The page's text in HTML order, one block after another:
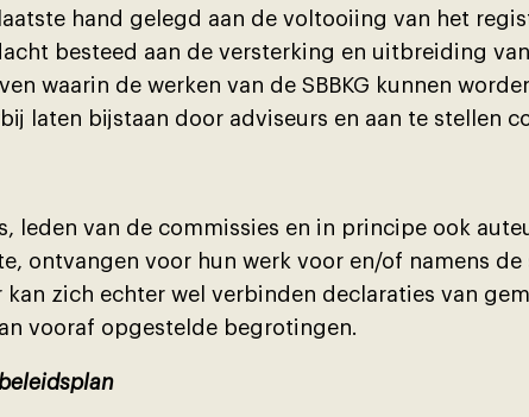
hand gelegd aan de voltooiing van het
besteed aan de versterking en uitbreiding
waarin de werken van de SBBKG kunnen
laten bĳstaan door adviseurs en aan te stellen
leden van de commissies en in principe ook
ontvangen voor hun werk voor en/of namens
zich echter wel verbinden declaraties van
vooraf opgestelde begrotingen.